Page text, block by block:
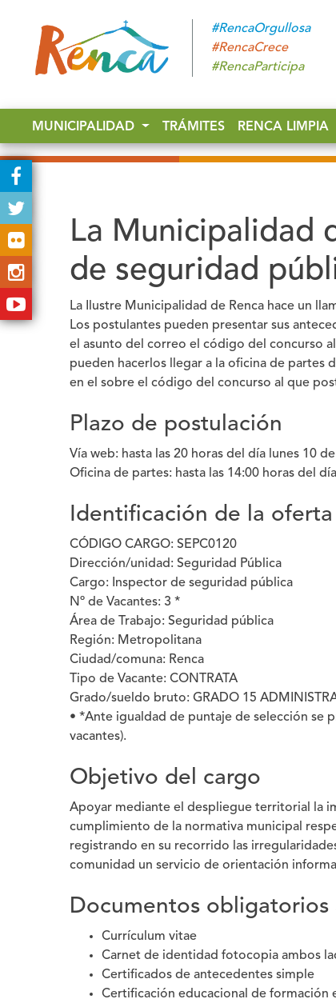
#RencaOrgullosa
#RencaCrece
#RencaParticipa
MUNICIPALIDAD TRÁMITES RENCA LIMPIA
La Municipalidad
de seguridad
La Ilustre Municipalidad de Renca hace un
Los postulantes pueden presentar sus
el asunto del correo el código del concurso
pueden hacerlos llegar a la oficina de partes
en el sobre el código del concurso al que
Plazo de postulación
Vía web: hasta las 20 horas del día lunes 10
Oficina de partes: hasta las 14:00 horas del
Identificación de la oferta
CÓDIGO CARGO: SEPC0120
Dirección/unidad: Seguridad Pública
Cargo: Inspector de seguridad pública
Nº de Vacantes: 3 *
Área de Trabajo: Seguridad pública
Región: Metropolitana
Ciudad/comuna: Renca
Tipo de Vacante: CONTRATA
Grado/sueldo bruto: GRADO 15
• *Ante igualdad de puntaje de selección se
vacantes).
Objetivo del cargo
Apoyar mediante el despliegue territorial la
cumplimiento de la normativa municipal
registrando en su recorrido las
comunidad un servicio de orientación
Documentos obligatorios
Currículum vitae
Carnet de identidad fotocopia ambos
Certificados de antecedentes simple
Certificación educacional de formación